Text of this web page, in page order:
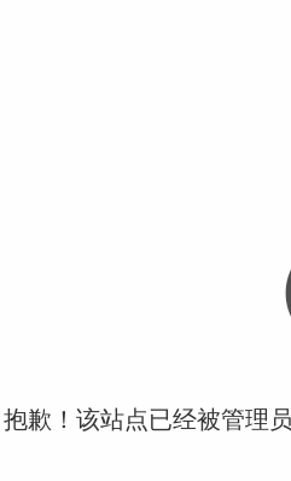
抱歉！该站点已经被管理